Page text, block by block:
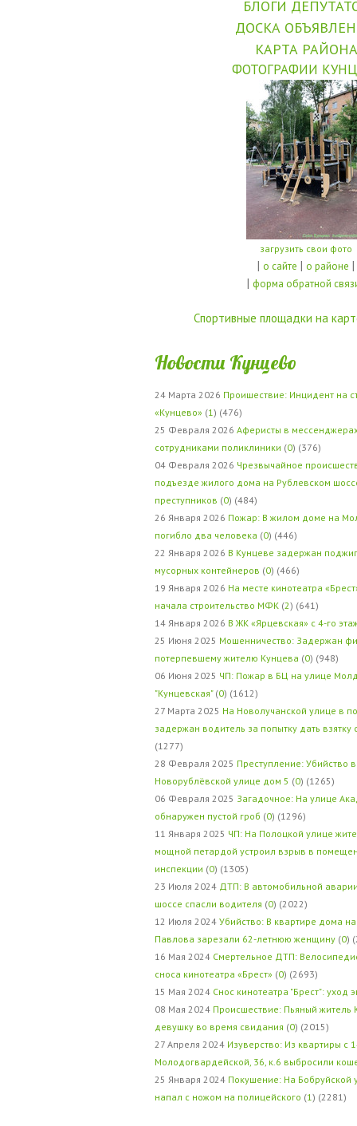
БЛОГИ
ДОСКА
КАРТА РАЙОНА
ФОТОГРАФИИ
загрузить свои фото
| о сайте | о районе |
| форма обратной
Спортивные площадки на
Новости Кунцево
24 Марта 2026 Проишествие: Инцидент на
«Кунцево» (1 ) (476)
25 Февраля 2026 Аферисты в
сотрудниками поликлиники (0) (376)
04 Февраля 2026 Чрезвычайное
подъезде жилого дома на Рублевском
преступников (0) (484)
26 Января 2026 Пожар: В жилом доме на
погибло два человека (0) (446)
22 Января 2026 В Кунцеве задержан
мусорных контейнеров (0) (466)
19 Января 2026 На месте кинотеатра
начала строительство МФК (2) (641)
14 Января 2026 В ЖК «Ярцевская» с 4-го
25 Июня 2025 Мошенничество: Задержан
потерпевшему жителю Кунцева (0) (948)
06 Июня 2025 ЧП: Пожар в БЦ на улице
"Кунцевская" (0) (1612)
27 Марта 2025 На Новолучанской улице в
задержан водитель за попытку дать
(1277)
28 Февраля 2025 Преступление: Убийство
Новорублёвской улице дом 5 (0) (1265)
06 Февраля 2025 Загадочное: На улице
обнаружен пустой гроб (0) (1296)
11 Января 2025 ЧП: На Полоцкой улице
мощной петардой устроил взрыв в
инспекции (0) (1305)
23 Июля 2024 ДТП: В автомобильной
шоссе спасли водителя (0) (2022)
12 Июля 2024 Убийство: В квартире дома
Павлова зарезали 62-летнюю женщину (0)
16 Мая 2024 Смертельное ДТП:
сноса кинотеатра «Брест» (0) (2693)
15 Мая 2024 Снос кинотеатра "Брест": уход
08 Мая 2024 Происшествие: Пьяный житель
девушку во время свидания (0) (2015)
27 Апреля 2024 Изуверство: Из квартиры с
Молодогвардейской, 36, к.6 выбросили
25 Января 2024 Покушение: На Бобруйской
напал с ножом на полицейского (1 ) (2281)